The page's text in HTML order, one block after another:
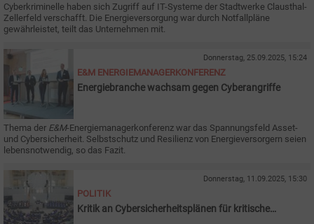
Cyberkriminelle haben sich Zugriff auf IT-Systeme der Stadtwerke Clausthal-
Zellerfeld verschafft. Die Energieversorgung war durch Notfallpläne
gewährleistet, teilt das Unternehmen mit.
Donnerstag, 25.09.2025, 15:24
E&M ENERGIEMANAGERKONFERENZ
Energiebranche wachsam gegen Cyberangriffe
Thema der E&M-Energiemanagerkonferenz war das Spannungsfeld Asset-
und Cybersicherheit. Selbstschutz und Resilienz von Energieversorgern seien
lebensnotwendig, so das Fazit.
Donnerstag, 11.09.2025, 15:30
POLITIK
Kritik an Cybersicherheitsplänen für kritische